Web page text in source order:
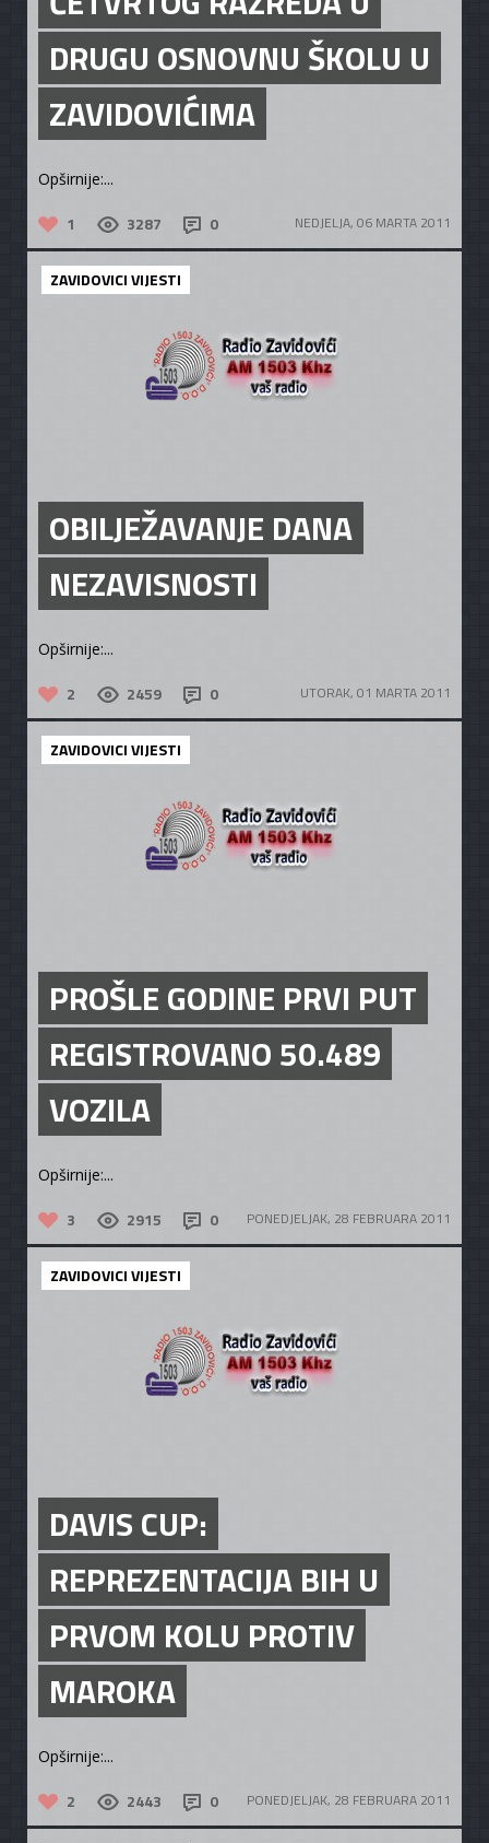
DRUGU OSNOVNU ŠKOLU U
ZAVIDOVIĆIMA
Opširnije:...
1 3287 0 NEDJELJA, 06 MARTA 2011
ZAVIDOVICI VIJESTI
OBILJEŽAVANJE DANA
NEZAVISNOSTI
Opširnije:...
2 2459 0 UTORAK, 01 MARTA 2011
ZAVIDOVICI VIJESTI
PROŠLE GODINE PRVI PUT
REGISTROVANO 50.489
VOZILA
Opširnije:...
3 2915 0 PONEDJELJAK, 28 FEBRUARA 2011
ZAVIDOVICI VIJESTI
DAVIS CUP:
REPREZENTACIJA BIH U
PRVOM KOLU PROTIV
MAROKA
Opširnije:...
2 2443 0 PONEDJELJAK, 28 FEBRUARA 2011